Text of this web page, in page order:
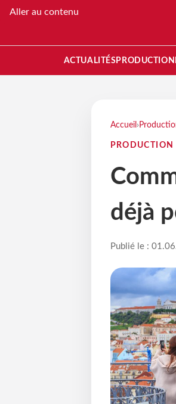
Aller au contenu
ACTUALITÉS PRODUCTION
Accueil ›
PRODUCTION
déjà
Publié le :